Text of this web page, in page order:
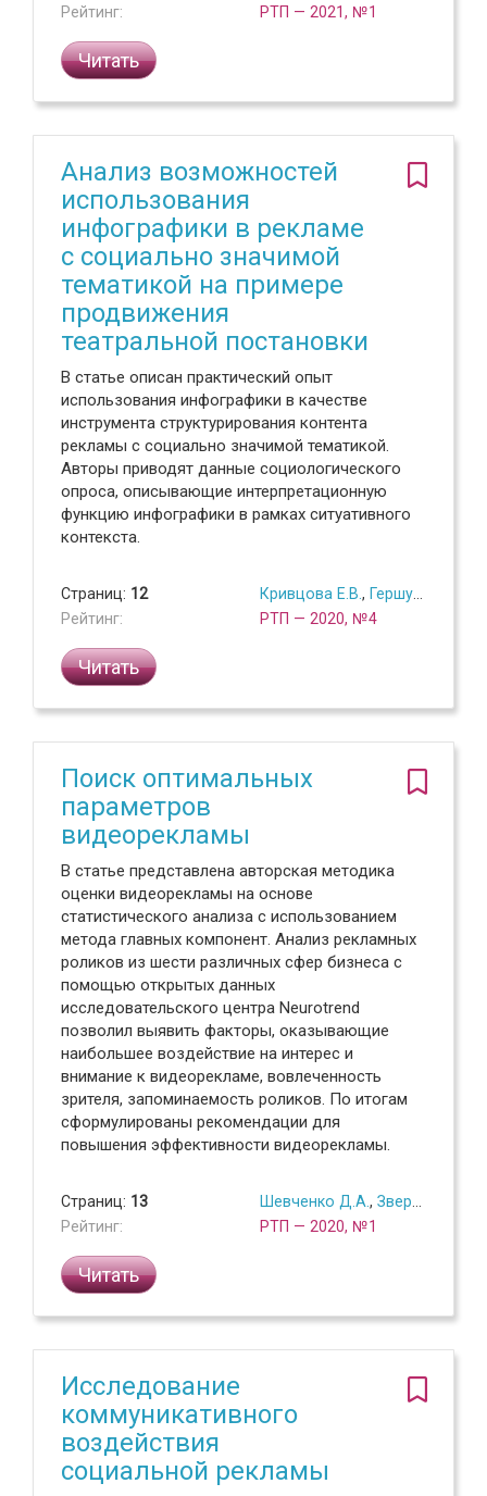
Рейтинг: РТП — 2021, №1
Читать
Анализ возможностей
использования
инфографики в рекламе
с социально значимой
тематикой на примере
продвижения
театральной постановки
В статье описан практический опыт
использования инфографики в качестве
инструмента структурирования контента
рекламы с социально значимой тематикой.
Авторы приводят данные социологического
опроса, описывающие интерпретационную
функцию инфографики в рамках ситуативного
контекста.
Страниц: 12
Рейтинг:
Кривцова Е.В. , Гершун М.В.
РТП — 2020, №4
Читать
Поиск оптимальных
параметров
видеорекламы
В статье представлена авторская методика
оценки видеорекламы на основе
статистического анализа с использованием
метода главных компонент. Анализ рекламных
роликов из шести различных сфер бизнеса с
помощью открытых данных
исследовательского центра Neurotrend
позволил выявить факторы, оказывающие
наибольшее воздействие на интерес и
внимание к видеорекламе, вовлеченность
зрителя, запоминаемость роликов. По итогам
сформулированы рекомендации для
повышения эффективности видеорекламы.
Страниц: 13
Рейтинг:
Шевченко Д.А. , Зверев Д.М.
РТП — 2020, №1
Читать
Исследование
коммуникативного
воздействия
социальной рекламы